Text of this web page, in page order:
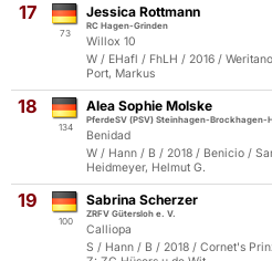
17
73
Jessica Rottmann
RC Hagen-Grinden
Willox 10
W / EHafl / FhLH / 2016 /
Port, Markus
18
134
Alea Sophie Molske
PferdeSV (PSV) Steinhagen-Brockhagen-
Benidad
W / Hann / B / 2018 / Benicio /
Heidmeyer, Helmut G.
19
100
Sabrina Scherzer
ZRFV Gütersloh e. V.
Calliopa
S / Hann / B / 2018 / Cornet's